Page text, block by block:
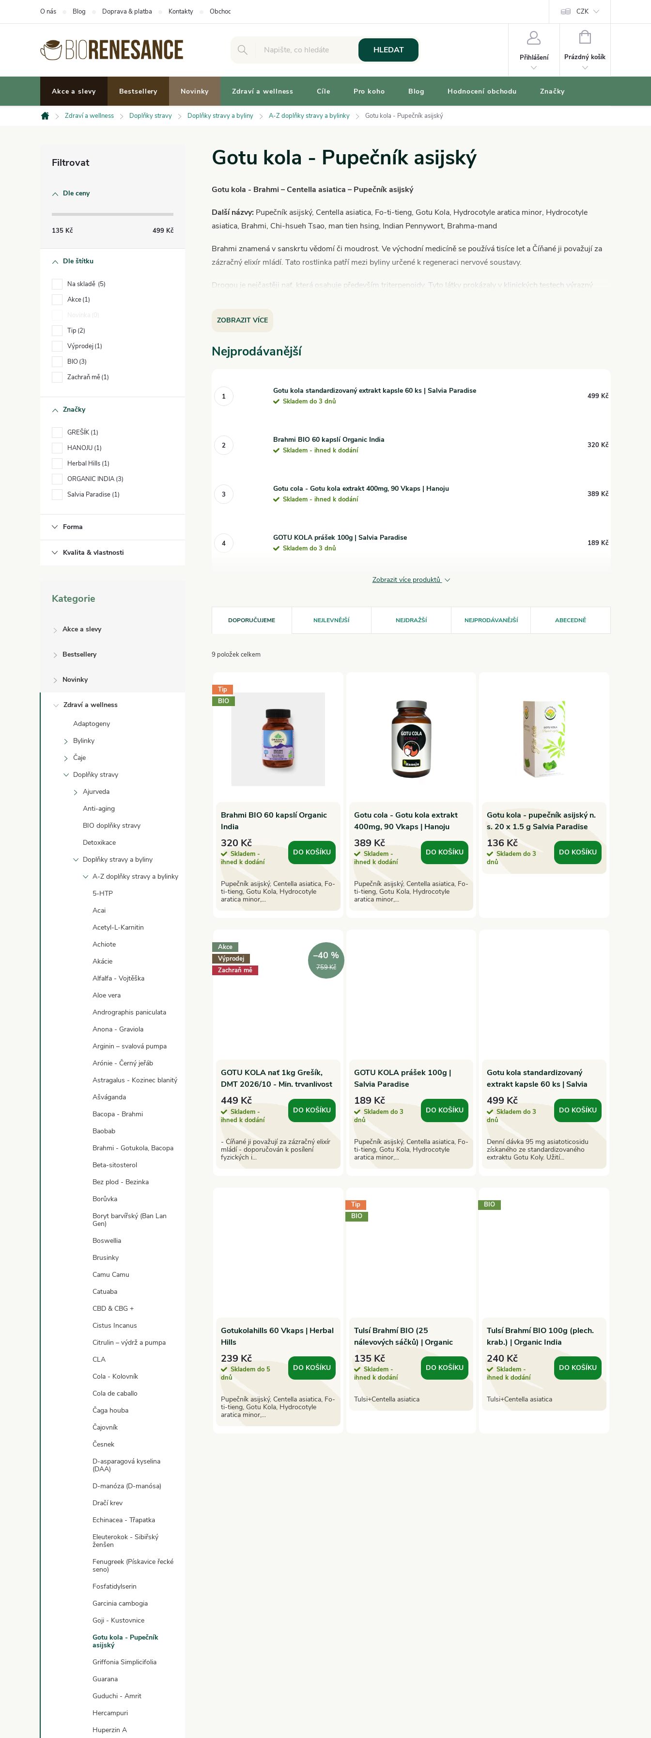
O nás Blog Doprava & platba Kontakty Obchodní podmínky CZK
HLEDAT
Přihlášení
NÁKUPNÍ
Prázdný košík
Akce a slevy Bestsellery Novinky Zdraví a wellness Cíle Pro koho Blog Hodnocení obchodu Značky
Domů
Zdraví a wellness Doplňky stravy Doplňky stravy a byliny A-Z doplňky stravy a bylinky Gotu kola - Pupečník asijský
r
a
Dle ceny
135 Kč 499 Kč
Dle štítku
Na skladě 5
Akce 1
Novinka
0
Tip 2
Výprodej 1
BIO 3
Zachraň mě 1
Značky
GREŠÍK 1
HANOJU 1
Herbal Hills 1
ORGANIC INDIA 3
Salvia Paradise 1
Forma
Kvalita & vlastnosti
kategorie
Kategorie
Akce a slevy
Bestsellery
Novinky
Zdraví a wellness
Adaptogeny
Bylinky
Čaje
Doplňky stravy
Ajurveda
Anti-aging
BIO doplňky stravy
Detoxikace
Doplňky stravy a byliny
A-Z doplňky stravy a bylinky
5-HTP
Acai
Acetyl-L-Karnitin
Achiote
Akácie
Alfalfa - Vojtěška
Aloe vera
Andrographis paniculata
Anona - Graviola
Arginin – svalová pumpa
Arónie - Černý jeřáb
Astragalus - Kozinec blanitý
Ašváganda
Bacopa - Brahmi
Baobab
Brahmi - Gotukola, Bacopa
Beta-sitosterol
Bez plod - Bezinka
Borůvka
Boryt barvířský (Ban Lan
Gen)
Boswellia
Brusinky
Camu Camu
Catuaba
CBD & CBG +
Cistus Incanus
Citrulin – výdrž a pumpa
CLA
Cola - Kolovník
Cola de caballo
Čaga houba
Čajovník
Česnek
D-asparagová kyselina
(DAA)
D-manóza (D-manósa)
Dračí krev
Echinacea - Třapatka
Eleuterokok - Sibiřský
ženšen
Fenugreek (Pískavice řecké
seno)
Fosfatidylserin
Garcinia cambogia
Goji - Kustovnice
Gotu kola - Pupečník
asijský
Griffonia Simplicifolia
Guarana
Guduchi - Amrit
Hercampuri
Huperzin A
Gotu kola - Pupečník asijský
Gotu kola - Brahmi – Centella asiatica – Pupečník asijský
Další názvy: Pupečník asijský, Centella asiatica, Fo-ti-tieng, Gotu Kola, Hydrocotyle aratica minor, Hydrocotyle
asiatica, Brahmi, Chi-hsueh Tsao, man tien hsing, Indian Pennywort, Brahma-mand
Brahmi znamená v sanskrtu vědomí či moudrost. Ve východní medicíně se používá tisíce let a Číňané ji považují za
zázračný elixír mládí. Tato rostlinka patří mezi byliny určené k regeneraci nervové soustavy.
Drogou je nejčastěji nať, která osahuje především triterpenoidy. Tyto látky prokázaly v klinických testech výrazný
čakry.
ZOBRAZIT VÍCE
Nejprodávanější
Gotu kola standardizovaný extrakt kapsle 60 ks | Salvia Paradise
Skladem do 3 dnů
499 Kč
Brahmi BIO 60 kapslí Organic India
Skladem - ihned k dodání
320 Kč
Gotu cola - Gotu kola extrakt 400mg, 90 Vkaps | Hanoju
Skladem - ihned k dodání
389 Kč
GOTU KOLA prášek 100g | Salvia Paradise
Skladem do 3 dnů
189 Kč
Zobrazit více produktů
z
e
n
o
d
u
k
DOPORUČUJEME NEJLEVNĚJŠÍ NEJDRAŽŠÍ NEJPRODÁVANĚJŠÍ ABECEDNĚ
9 položek celkem
V
ý
o
d
u
t
ů
Tip
BIO
Brahmi BIO 60 kapslí Organic
India
320 Kč
Skladem -
ihned k dodání
DO KOŠÍKU
Pupečník asijský, Centella asiatica, Fo-
ti-tieng, Gotu Kola, Hydrocotyle
aratica minor,...
Gotu cola - Gotu kola extrakt
400mg, 90 Vkaps | Hanoju
389 Kč
Skladem -
ihned k dodání
DO KOŠÍKU
Pupečník asijský, Centella asiatica, Fo-
ti-tieng, Gotu Kola, Hydrocotyle
aratica minor,...
Gotu kola - pupečník asijský n.
s. 20 x 1.5 g Salvia Paradise
136 Kč
Skladem do 3
dnů
DO KOŠÍKU
Akce
Výprodej
Zachraň mě
759 Kč
–40 %
GOTU KOLA nať 1kg Grešík,
DMT 2026/10 - Min. trvanlivost
449 Kč
Skladem -
ihned k dodání
DO KOŠÍKU
- Číňané ji považují za zázračný elixír
mládí - doporučován k posílení
fyzických i...
GOTU KOLA prášek 100g |
Salvia Paradise
189 Kč
Skladem do 3
dnů
DO KOŠÍKU
Pupečník asijský, Centella asiatica, Fo-
ti-tieng, Gotu Kola, Hydrocotyle
aratica minor,...
Gotu kola standardizovaný
extrakt kapsle 60 ks | Salvia
Paradise
499 Kč
Skladem do 3
dnů
DO KOŠÍKU
Denní dávka 95 mg asiatoticosidu
získaného ze standardizovaného
extraktu Gotu Koly. Užití...
Gotukolahills 60 Vkaps | Herbal
Hills
239 Kč
Skladem do 5
dnů
DO KOŠÍKU
Pupečník asijský, Centella asiatica, Fo-
ti-tieng, Gotu Kola, Hydrocotyle
aratica minor,...
Tip
BIO
Tulsí Brahmí BIO (25
nálevových sáčků) | Organic
India
135 Kč
Skladem -
ihned k dodání
DO KOŠÍKU
Tulsi+Centella asiatica
BIO
Tulsí Brahmí BIO 100g (plech.
krab.) | Organic India
240 Kč
Skladem -
ihned k dodání
DO KOŠÍKU
Tulsi+Centella asiatica